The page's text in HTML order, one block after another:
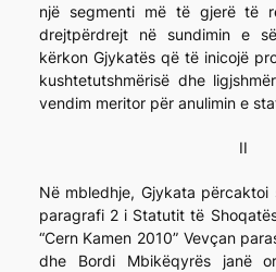
një segmenti më të gjerë të
drejtpërdrejt në sundimin e
kërkon Gjykatës që të inicojë
kushtetutshmërisë dhe
vendim meritor për anulimin e
II
Në mbledhje, Gjykata
paragrafi 2 i Statutit të
“Cern Kamen 2010” Vevçan
dhe Bordi Mbikëqyrës janë